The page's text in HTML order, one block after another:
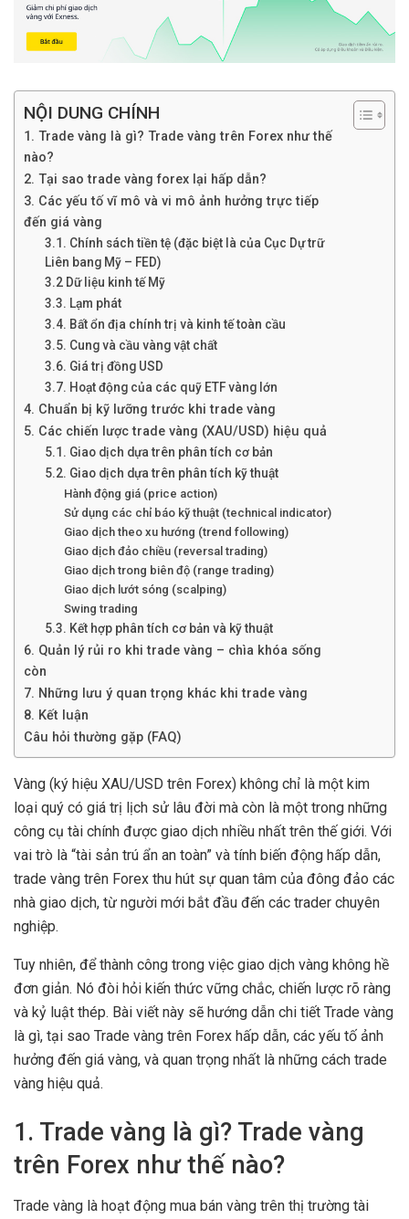
NỘI DUNG CHÍNH
1. Trade vàng là gì? Trade vàng trên Forex như thế
nào?
2. Tại sao trade vàng forex lại hấp dẫn?
3. Các yếu tố vĩ mô và vi mô ảnh hưởng trực tiếp
đến giá vàng
3.1. Chính sách tiền tệ (đặc biệt là của Cục Dự trữ
Liên bang Mỹ – FED)
3.2 Dữ liệu kinh tế Mỹ
3.3. Lạm phát
3.4. Bất ổn địa chính trị và kinh tế toàn cầu
3.5. Cung và cầu vàng vật chất
3.6. Giá trị đồng USD
3.7. Hoạt động của các quỹ ETF vàng lớn
4. Chuẩn bị kỹ lưỡng trước khi trade vàng
5. Các chiến lược trade vàng (XAU/USD) hiệu quả
5.1. Giao dịch dựa trên phân tích cơ bản
5.2. Giao dịch dựa trên phân tích kỹ thuật
Hành động giá (price action)
Sử dụng các chỉ báo kỹ thuật (technical indicator)
Giao dịch theo xu hướng (trend following)
Giao dịch đảo chiều (reversal trading)
Giao dịch trong biên độ (range trading)
Giao dịch lướt sóng (scalping)
Swing trading
5.3. Kết hợp phân tích cơ bản và kỹ thuật
6. Quản lý rủi ro khi trade vàng – chìa khóa sống
còn
7. Những lưu ý quan trọng khác khi trade vàng
8. Kết luận
Câu hỏi thường gặp (FAQ)
Vàng (ký hiệu XAU/USD trên Forex) không chỉ là một kim
loại quý có giá trị lịch sử lâu đời mà còn là một trong những
công cụ tài chính được giao dịch nhiều nhất trên thế giới. Với
vai trò là “tài sản trú ẩn an toàn” và tính biến động hấp dẫn,
trade vàng trên Forex thu hút sự quan tâm của đông đảo các
nhà giao dịch, từ người mới bắt đầu đến các trader chuyên
nghiệp.
Tuy nhiên, để thành công trong việc giao dịch vàng không hề
đơn giản. Nó đòi hỏi kiến thức vững chắc, chiến lược rõ ràng
và kỷ luật thép. Bài viết này sẽ hướng dẫn chi tiết Trade vàng
là gì, tại sao Trade vàng trên Forex hấp dẫn, các yếu tố ảnh
hưởng đến giá vàng, và quan trọng nhất là những cách trade
vàng hiệu quả.
1. Trade vàng là gì? Trade vàng
trên Forex như thế nào?
Trade vàng là hoạt động mua bán vàng trên thị trường tài